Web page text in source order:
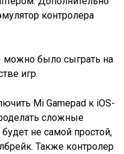
контролера
можно было сыграть на
игр.
Mi Gamepad к iOS-
сложные
не самой простой,
Также контролер